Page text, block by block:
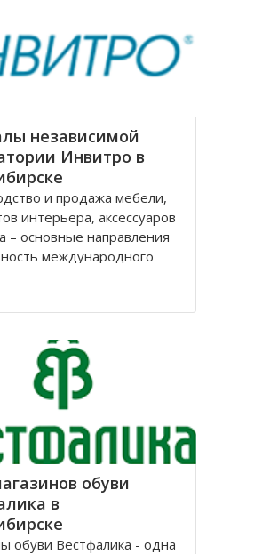
независимой
Инвитро в
и продажа мебели,
интерьера, аксессуаров
– основные направления
международного
уже десять
отношения с
количеством
обуви
в
обуви Вестфалика - одна